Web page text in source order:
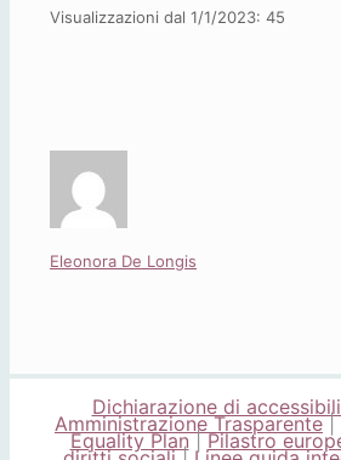
Visualizzazioni dal 1/1/2023: 45
Eleonora De Longis
Dichiarazione di
Amministrazione Trasparente|
Equality Plan|Pilastro